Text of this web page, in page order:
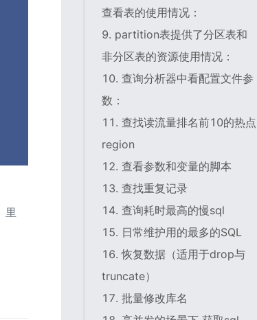
里
查看表的使用情况：
9. partition表提供了分区表和
非分区表的资源使用情况：
10. 查询分析器中看配置文件参
数：
11. 查找读流量排名前10的热点
region
12. 查看参数和变量的脚本
13. 查找重复记录
14. 查询耗时最高的慢sql
15. 日常维护用的最多的SQL
16. 恢复数据（适用于drop与
truncate）
17. 批量修改库名